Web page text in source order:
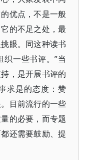
优点，不是一般
的不足之处，最
眼。同这种读书
一些书评。”当
，是开展书评的
求是的态度：赞
目前流行的一些
的必要，而专题
还需要鼓励、提